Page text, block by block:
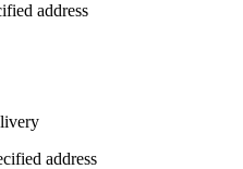
address
address